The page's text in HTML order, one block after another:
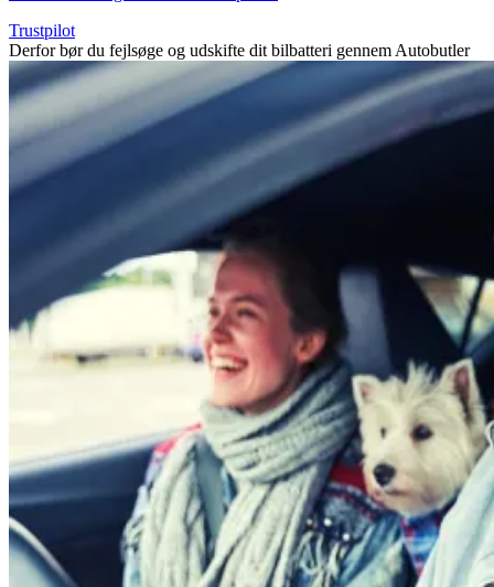
Trustpilot
Derfor bør du fejlsøge og udskifte dit bilbatteri gennem Autobutler